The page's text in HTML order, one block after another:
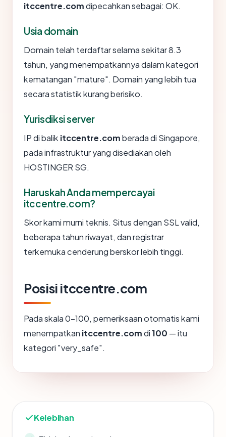
itccentre.comdipecahkan sebagai: OK.
Usia domain
Domain telah terdaftar selama sekitar 8.3
tahun, yang menempatkannya dalam kategori
kematangan "mature". Domain yang lebih tua
secara statistik kurang berisiko.
Yurisdiksi server
IP di balik itccentre.comberada di Singapore,
pada infrastruktur yang disediakan oleh
HOSTINGER SG.
Haruskah Anda mempercayai
itccentre.com?
Skor kami murni teknis. Situs dengan SSL valid,
beberapa tahun riwayat, dan registrar
terkemuka cenderung berskor lebih tinggi.
Posisi itccentre.com
Pada skala 0-100, pemeriksaan otomatis kami
menempatkan itccentre.comdi100 — itu
kategori "very_safe".
Kelebihan